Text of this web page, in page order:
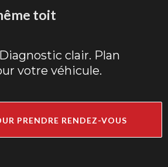
toit
clair. Plan
votre véhicule.
PRENDRE RENDEZ-VOUS